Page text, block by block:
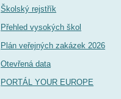
Školský rejstřík
Přehled vysokých škol
Plán veřejných zakázek 2026
Otevřená data
PORTÁL YOUR EUROPE